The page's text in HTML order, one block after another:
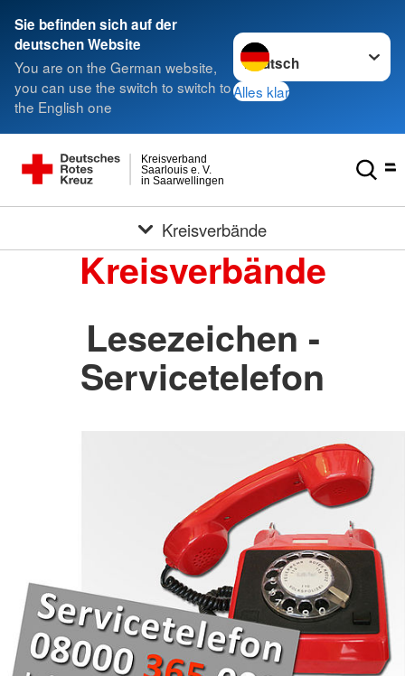
Sie befinden sich auf der
deutschen Website
You are on the German website,
you can use the switch to switch to
the English one
Sprache wechseln zu
Alles klar
in Saarwellingen
Saarlouis e. V.
Kreisverband
Kreisverbände
Kreisverbände
Lesezeichen -
Servicetelefon